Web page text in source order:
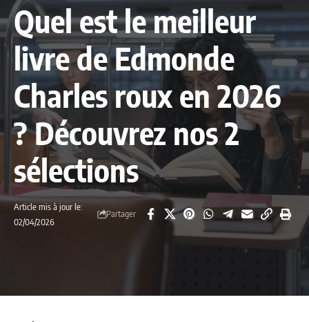
Quel est le meilleur
livre de Edmonde
Charles roux en 2026
? Découvrez nos 2
sélections
Article mis à jour le:
02/04/2026
Partager